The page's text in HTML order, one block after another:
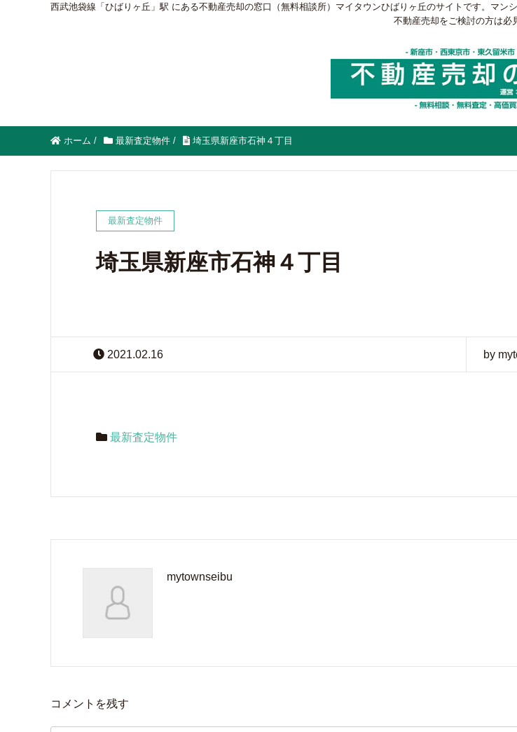
西武池袋線「ひばりヶ丘」駅 にある不動産売却の窓口（無料相談所）マイタウンひばりヶ丘のサイトです。マ
不動産売却をご検討の方は必
ホーム / 最新査定物件 / 埼玉県新座市石神４丁目
最新査定物件
埼玉県新座市石神４丁目
2021.02.16 by
最新査定物件
mytownseibu
コメントを残す